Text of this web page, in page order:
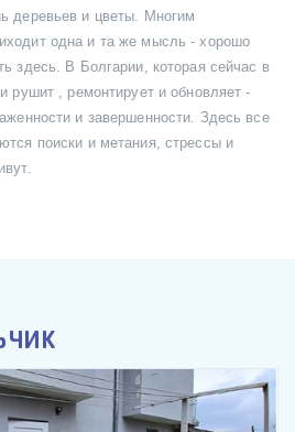
деревьев и цветы. Многим
одна и та же мысль - хорошо
здесь. В Болгарии, которая сейчас в
рушит , ремонтирует и обновляет -
и завершенности. Здесь все
поиски и метания, стрессы и